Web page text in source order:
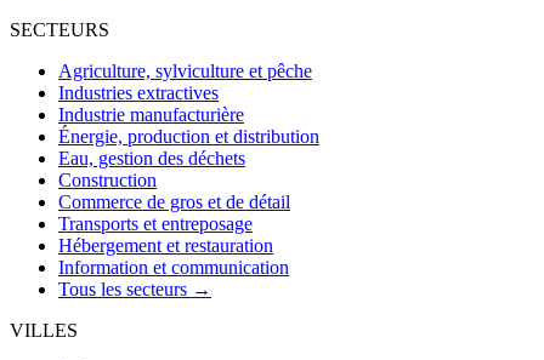
SECTEURS
Agriculture, sylviculture et pêche
Industries extractives
Industrie manufacturière
Énergie, production et distribution
Eau, gestion des déchets
Construction
Commerce de gros et de détail
Transports et entreposage
Hébergement et restauration
Information et communication
Tous les secteurs →
VILLES